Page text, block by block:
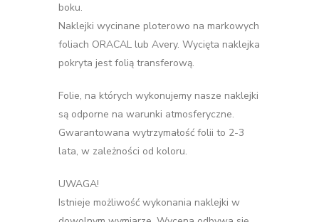
boku.
Naklejki wycinane ploterowo na markowych
foliach ORACAL lub Avery. Wycięta naklejka
pokryta jest folią transferową.
Folie, na których wykonujemy nasze naklejki
są odporne na warunki atmosferyczne.
Gwarantowana wytrzymałość folii to 2-3
lata, w zależności od koloru.
UWAGA!
Istnieje możliwość wykonania naklejki w